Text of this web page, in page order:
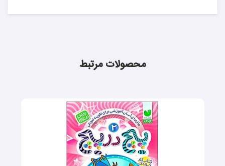
محصولات مرتبط